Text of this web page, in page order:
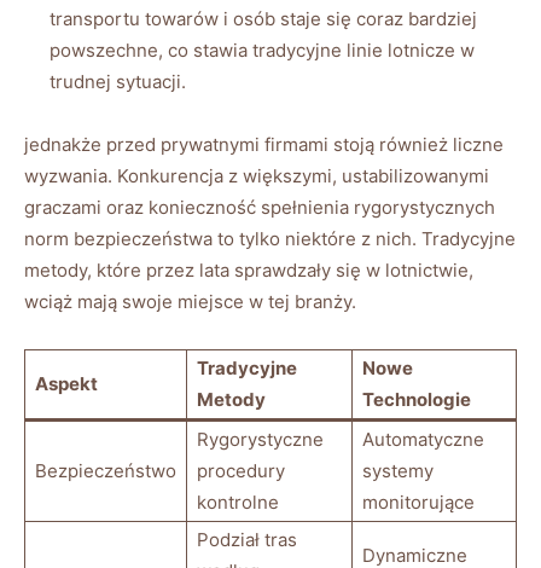
transportu towarów i osób staje się coraz bardziej
powszechne, co stawia tradycyjne linie lotnicze w
trudnej sytuacji.
jednakże przed prywatnymi firmami stoją również liczne
wyzwania. Konkurencja z większymi, ustabilizowanymi
graczami oraz konieczność spełnienia rygorystycznych
norm bezpieczeństwa to tylko niektóre z nich. Tradycyjne
metody, które przez lata sprawdzały się w lotnictwie,
wciąż mają swoje miejsce w tej branży.
Aspekt
Tradycyjne
Metody
Nowe
Technologie
Bezpieczeństwo
Rygorystyczne
procedury
kontrolne
Automatyczne
systemy
monitorujące
Podział tras
Dynamiczne